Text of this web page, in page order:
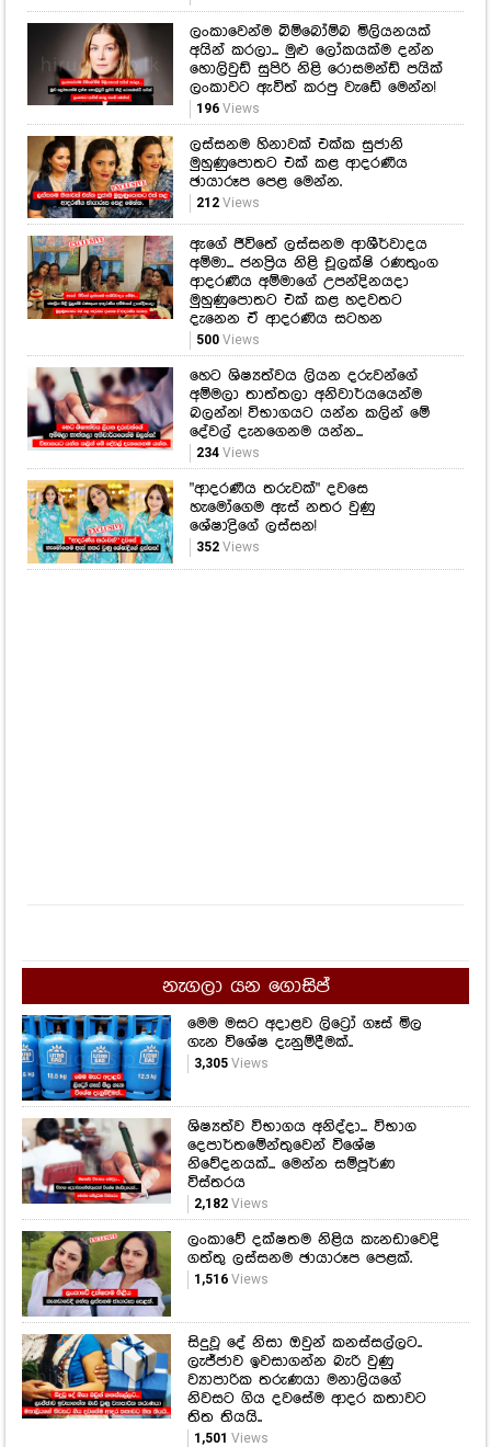
ලංකාවෙන්ම බිම්බෝම්බ මිලියනයක්
අයින් කරලා... මුළු ලෝකයක්ම දන්න
හොලිවුඩ් සුපිරි නිළි රොසමන්ඩ් පයික්
ලංකාවට ඇවිත් කරපු වැඩේ මෙන්න!
196Views
ලස්සනම හිනාවක් එක්ක සුජානි
මුහුණුපොතට එක් කළ ආදරණීය
ඡායාරූප පෙළ මෙන්න.
212Views
ඇගේ ජීවිතේ ලස්සනම ආශීර්වාදය
අම්මා... ජනප්‍රිය නිළි චූලක්ෂි රණතුංග
ආදරණීය අම්මාගේ උපන්දිනයදා
මුහුණුපොතට එක් කළ හදවතට
දැනෙන ඒ ආදරණිය සටහන
500Views
හෙට ශිෂ්‍යත්වය ලියන දරුවන්ගේ
අම්මලා තාත්තලා අනිවාර්යයෙන්ම
බලන්න! විභාගයට යන්න කලින් මේ
දේවල් දැනගෙනම යන්න...
234Views
"ආදරණීය තරුවක්" දවසෙ
හැමෝගෙම ඇස් නතර වුණු
ශේෂාද්‍රිගේ ලස්සන!
352Views
නැගලා යන ගොසිප්
මෙම මසට අදාළව ලිට්‍රෝ ගෑස් මිල
ගැන විශේෂ දැනුම්දීමක්..
3,305Views
ශිෂ්‍යත්ව විභාගය අනිද්දා... විභාග
දෙපාර්තමේන්තුවෙන් විශේෂ
නිවේදනයක්... මෙන්න සම්පූර්ණ
විස්තරය
2,182Views
ලංකාවේ දක්ෂතම නිළිය කැනඩාවෙදි
ගත්තු ලස්සනම ඡායාරූප පෙළක්.
1,516Views
සිදුවූ දේ නිසා ඔවුන් කනස්සල්ලට..
ලැජ්ජාව ඉවසාගන්න බැරි වුණු
ව්‍යාපාරික තරුණයා මනාලියගේ
නිවසට ගිය දවසේම ආදර කතාවට
තිත තියයි..
1,501 Views